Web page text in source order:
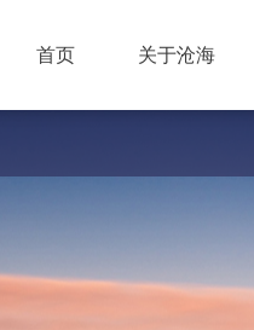
首页 关于沧海